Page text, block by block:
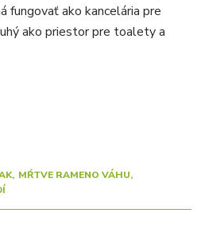
fungovať ako kancelária pre
ako priestor pre toalety a
MŔTVE RAMENO VÁHU